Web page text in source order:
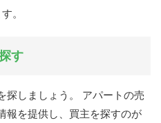
。
す
探しましょう。 アパートの売
報を提供し、買主を探すのが